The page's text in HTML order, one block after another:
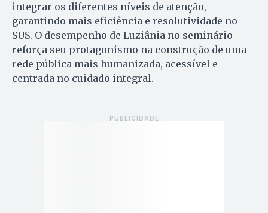
integrar os diferentes níveis de atenção,
garantindo mais eficiência e resolutividade no
SUS. O desempenho de Luziânia no seminário
reforça seu protagonismo na construção de uma
rede pública mais humanizada, acessível e
centrada no cuidado integral.